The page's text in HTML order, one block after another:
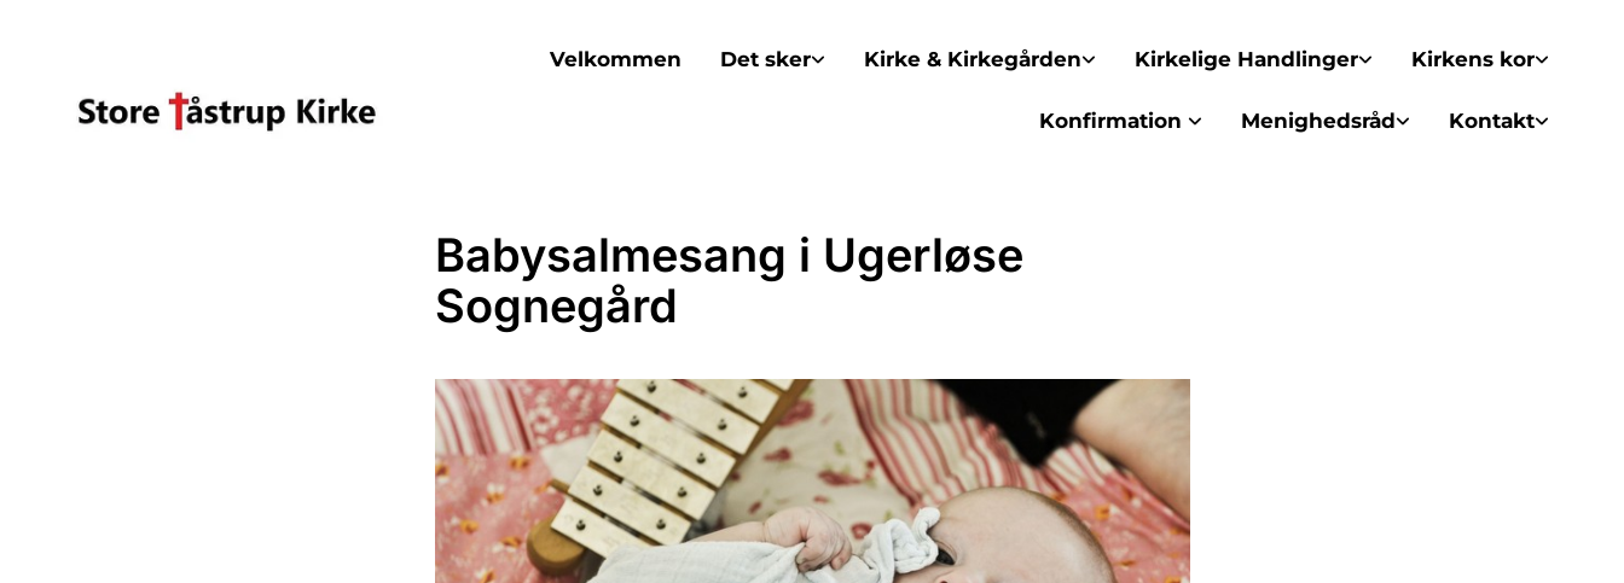
Velkommen Det sker Kirke & Kirkegården Kirkelige Handlinger Kirkens kor
Konfirmation Menighedsråd Kontakt
Babysalmesang i Ugerløse
Sognegård